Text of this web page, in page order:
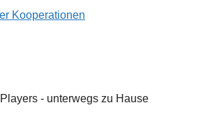
Kooperationen
- unterwegs zu Hause